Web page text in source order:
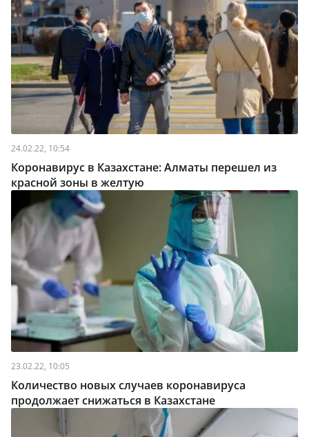
24.02.22, 10:54
Коронавирус в Казахстане: Алматы перешел из
красной зоны в желтую
23.02.22, 10:05
Количество новых случаев коронавируса
продолжает снижаться в Казахстане